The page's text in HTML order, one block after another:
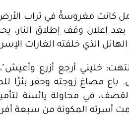
كانت مغروسةً في تراب
إعلان وقف إطلاق النار،
الهائل الذي خلفته الغارات
خليني أرجع أزرع وأعيش"،
في محاولة يائسة
أسرته المكونة من سبعة